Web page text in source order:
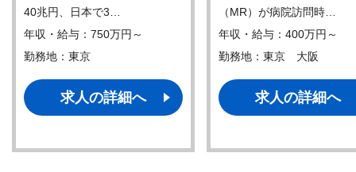
40兆円、日本で3…
年収・給与：750万円～
勤務地：東京
求人の詳細へ
（MR）が病院訪問時…
年収・給与：400万円～
勤務地：東京 大阪
求人の詳細へ